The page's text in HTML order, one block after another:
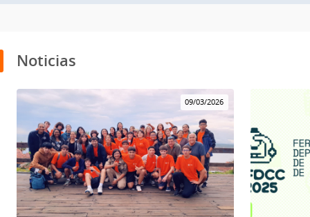
Noticias
09/03/2026